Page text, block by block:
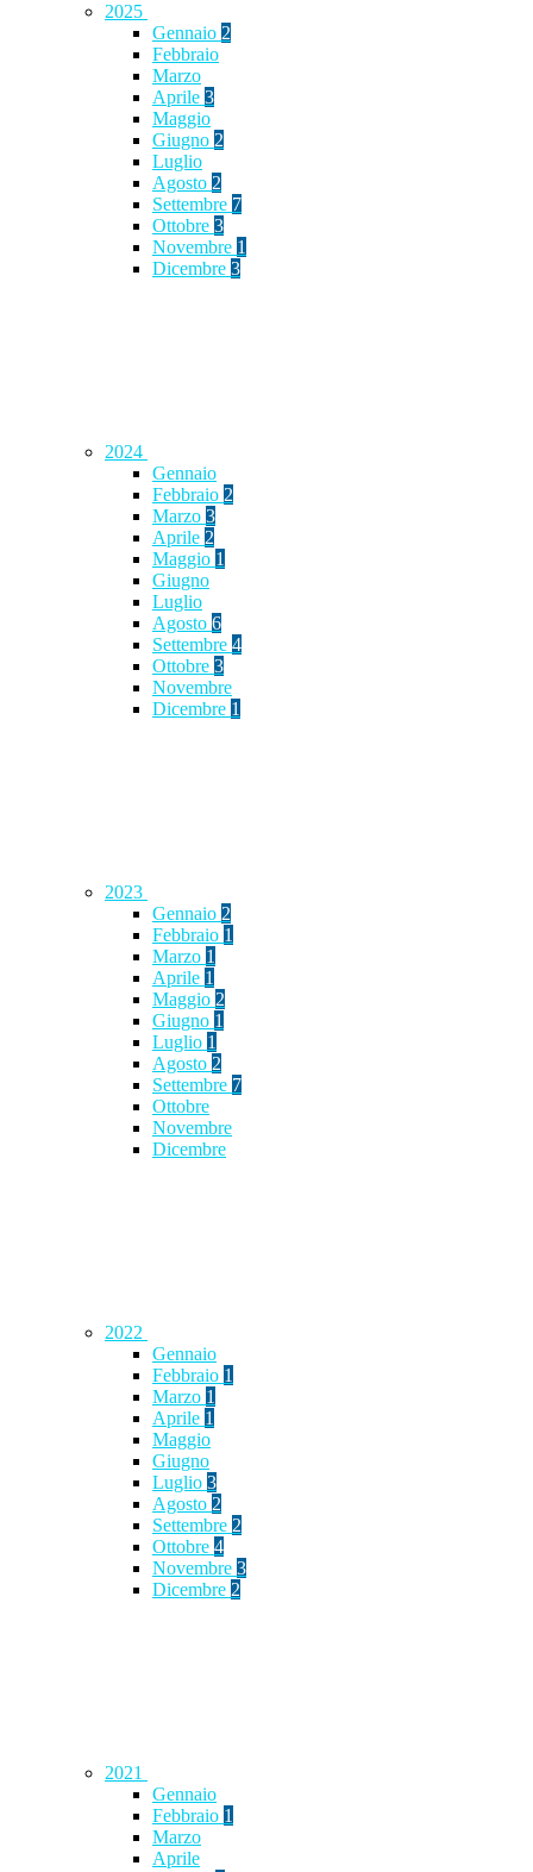
2025
Gennaio 2
Febbraio
Marzo
Aprile 3
Maggio
Giugno 2
Luglio
Agosto 2
Settembre 7
Ottobre 3
Novembre 1
Dicembre 3
2024
Gennaio
Febbraio 2
Marzo 3
Aprile 2
Maggio 1
Giugno
Luglio
Agosto 6
Settembre 4
Ottobre 3
Novembre
Dicembre 1
2023
Gennaio 2
Febbraio 1
Marzo 1
Aprile 1
Maggio 2
Giugno 1
Luglio 1
Agosto 2
Settembre 7
Ottobre
Novembre
Dicembre
2022
Gennaio
Febbraio 1
Marzo 1
Aprile 1
Maggio
Giugno
Luglio 3
Agosto 2
Settembre 2
Ottobre 4
Novembre 3
Dicembre 2
2021
Gennaio
Febbraio 1
Marzo
Aprile